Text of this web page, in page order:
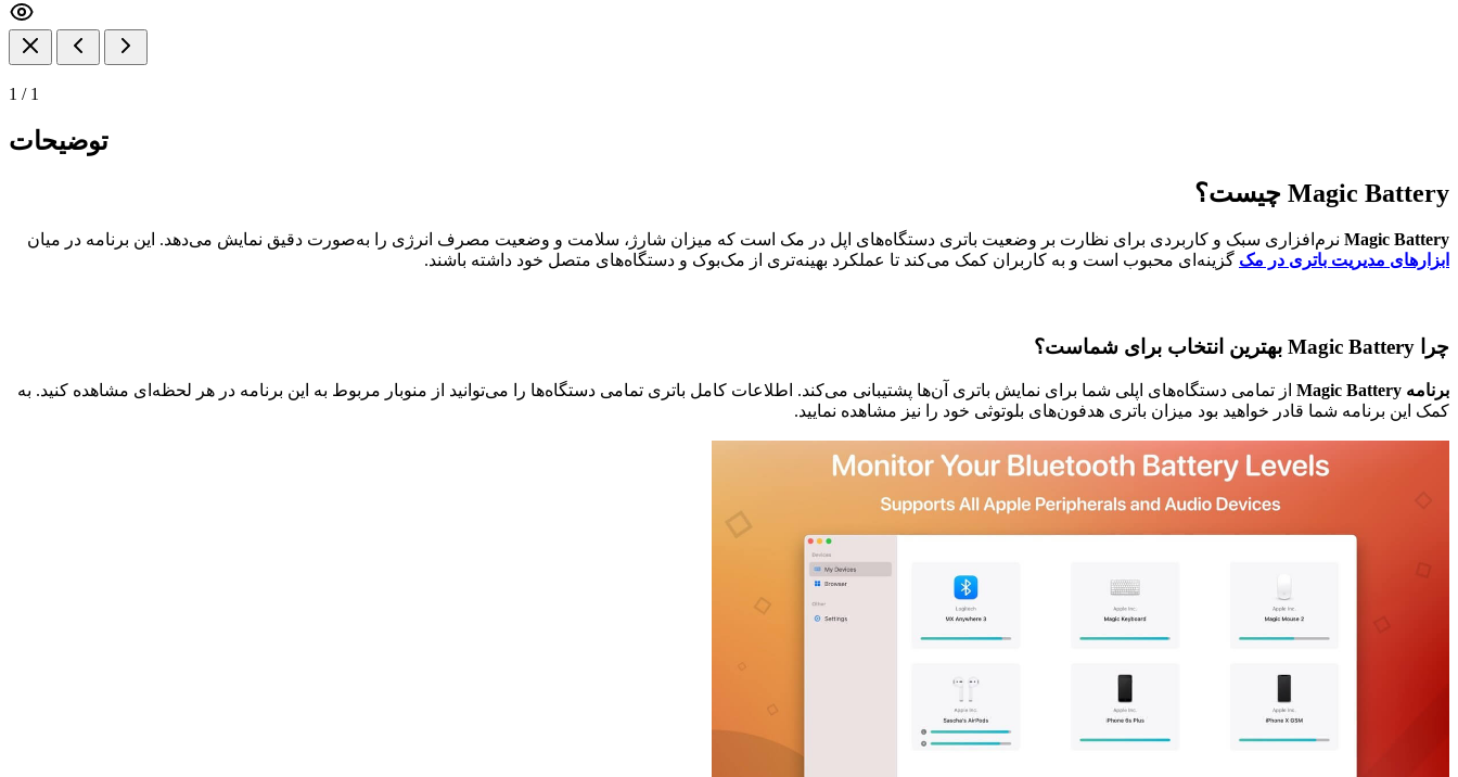
1 / 1
توضیحات
Magic Battery چیست؟
Magic Battery نرم‌افزاری سبک و کاربردی برای نظارت بر وضعیت باتری دستگاه‌های اپل در مک است که میزان شارژ، سلامت و وضعیت مصرف انرژی را به‌صورت دقیق نمایش می‌دهد. این برنامه در میان
ابزارهای مدیریت باتری در مک گزینه‌ای محبوب است و به کاربران کمک می‌کند تا عملکرد بهینه‌تری از مک‌بوک و دستگاه‌های متصل خود داشته باشند.
چرا Magic Battery بهترین انتخاب برای شماست؟
برنامه Magic Battery
از تمامی دستگاه‌های اپلی شما برای نمایش باتری آن‌ها پشتیبانی می‌کند. اطلاعات کامل باتری تمامی دستگاه‌ها را می‌توانید از منوبار مربوط به این برنامه در هر لحظه‌ای مشاهده کنید. به
کمک این برنامه شما قادر خواهید بود میزان باتری هدفون‌های بلوتوثی خود را نیز مشاهده نمایید.